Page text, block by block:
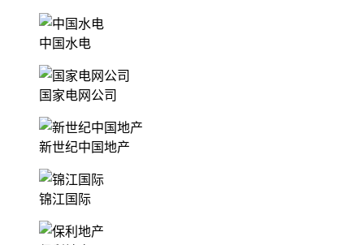
中国水电
国家电网公司
新世纪中国地产
锦江国际